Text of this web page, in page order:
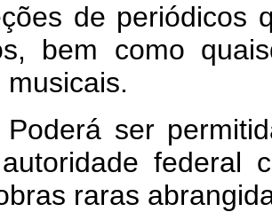
de periódicos
bem como
Poderá ser
federal
raras